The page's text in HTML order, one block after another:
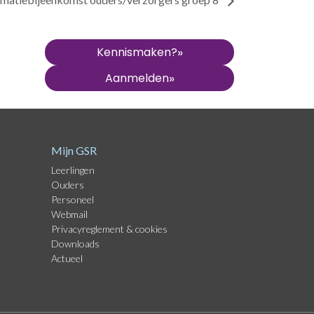
Kennismaken?»
Aanmelden»
Mijn GSR
Leerlingen
Ouders
Personeel
Webmail
Privacyreglement & cookies
Downloads
Actueel